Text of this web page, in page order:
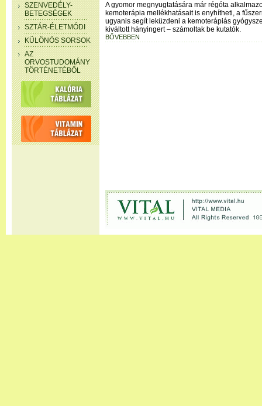
SZENVEDÉLY-
BETEGSÉGEK
SZTÁR-ÉLETMÓDI
KÜLÖNÖS SORSOK
AZ
ORVOSTUDOMÁNY
TÖRTÉNETÉBŐL
A gyomor megnyugtatására már régóta
kemoterápia mellékhatásait is enyhítheti, a
ugyanis segít leküzdeni a kemoterápiás
kiváltott hányingert – számoltak be kutatók.
BŐVEBBEN